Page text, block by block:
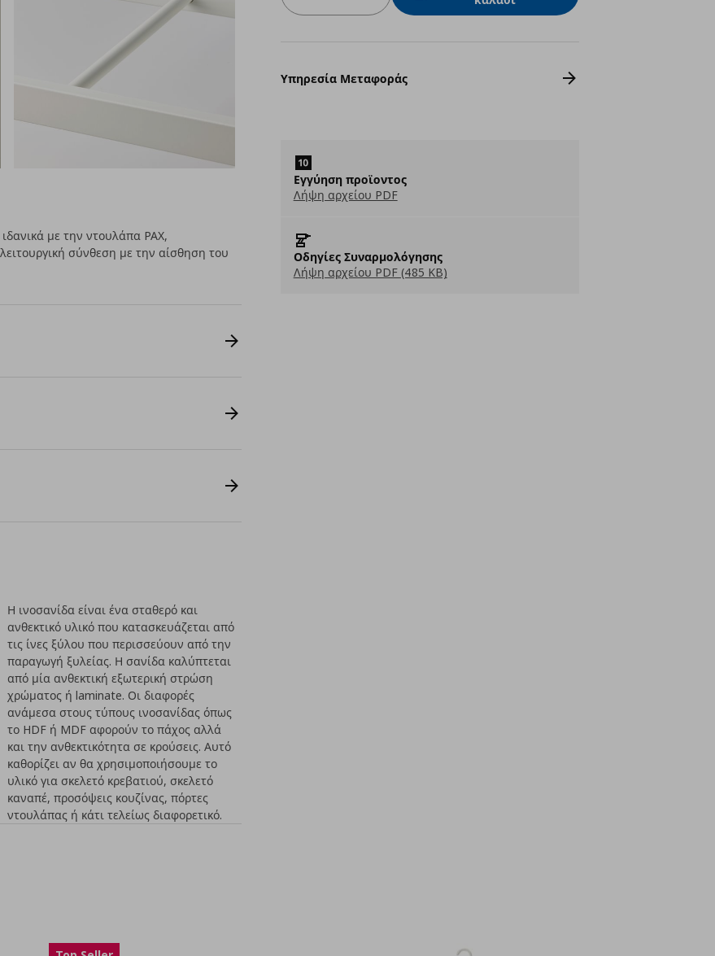
Υπηρεσία Μεταφοράς
Εγγύηση προϊοντος
Λήψη αρχείου PDF
Οδηγίες Συναρμολόγησης
Λήψη αρχείου PDF (485 KB)
με την ντουλάπα PAX,
σύνθεση με την αίσθηση του
Η ινοσανίδα είναι ένα σταθερό και
ανθεκτικό υλικό που κατασκευάζεται από
τις ίνες ξύλου που περισσεύουν από την
παραγωγή ξυλείας. Η σανίδα καλύπτεται
από μία ανθεκτική εξωτερική στρώση
χρώματος ή laminate. Οι διαφορές
ανάμεσα στους τύπους ινοσανίδας όπως
το HDF ή MDF αφορούν το πάχος αλλά
και την ανθεκτικότητα σε κρούσεις. Αυτό
καθορίζει αν θα χρησιμοποιήσουμε το
υλικό για σκελετό κρεβατιού, σκελετό
καναπέ, προσόψεις κουζίνας, πόρτες
ντουλάπας ή κάτι τελείως διαφορετικό.